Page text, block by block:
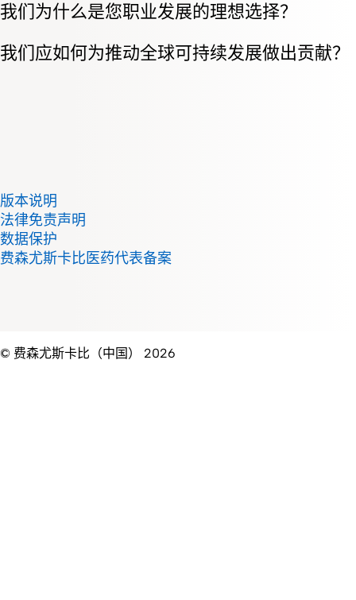
我们为什么是您职业发展的理想选择？
我们应如何为推动全球可持续发展做出贡献？
版本说明
法律免责声明
数据保护
费森尤斯卡比医药代表备案
© 费森尤斯卡比（中国） 2026